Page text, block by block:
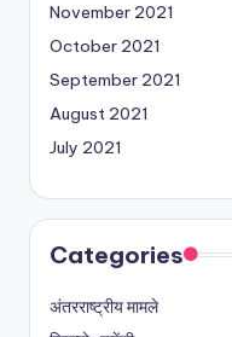
November 2021
October 2021
September 2021
August 2021
July 2021
Categories
अंतरराष्ट्रीय मामले